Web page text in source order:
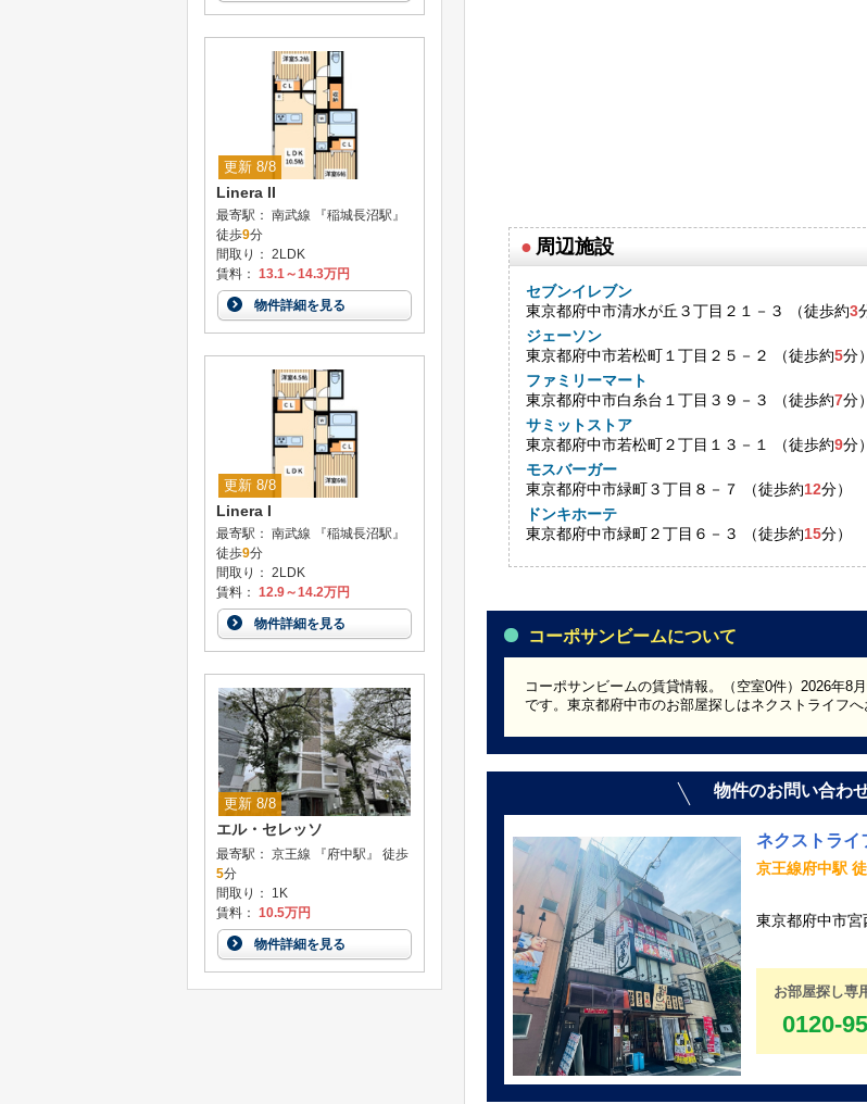
● 周辺施設
セブンイレブン
東京都府中市清水が丘３丁目２１－３ （徒歩約3
ジェーソン
東京都府中市若松町１丁目２５－２ （徒歩約5分）
ファミリーマート
東京都府中市白糸台１丁目３９－３ （徒歩約7分）
サミットストア
東京都府中市若松町２丁目１３－１ （徒歩約9分）
モスバーガー
東京都府中市緑町３丁目８－７ （徒歩約12分）
ドンキホーテ
東京都府中市緑町２丁目６－３ （徒歩約15分）
コーポサンビームについて
コーポサンビームの賃貸情報。（空室0件）2026年8
です。東京都府中市のお部屋探しはネクストライフへ
物件のお問い合わ
ネクストライ
京王線府中駅
東京都府中市
お部屋探し専
0120-
更新 8/8
Linera II
最寄駅： 南武線 『稲城長沼駅』
徒歩9分
間取り： 2LDK
賃料： 13.1～14.3万円
物件詳細を見る
更新 8/8
Linera I
最寄駅： 南武線 『稲城長沼駅』
徒歩9分
間取り： 2LDK
賃料： 12.9～14.2万円
物件詳細を見る
更新 8/8
エル・セレッソ
最寄駅： 京王線 『府中駅』 徒歩
5分
間取り： 1K
賃料： 10.5万円
物件詳細を見る